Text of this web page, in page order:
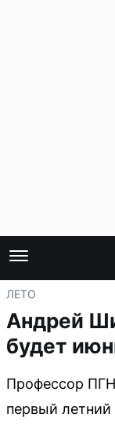
ЛЕТО
Андрей
будет
Профессор
первый